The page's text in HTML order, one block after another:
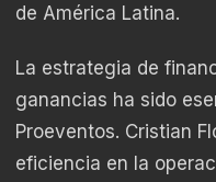
de América Latina.
La estrategia de
ganancias ha sido
Proeventos. Cristian
eficiencia en la